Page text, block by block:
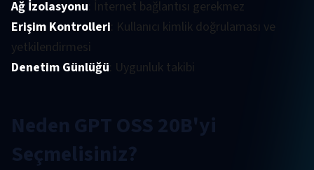
Ağ İzolasyonu: İnternet bağlantısı gerekmez
Erişim Kontrolleri: Kullanıcı kimlik doğrulaması ve
yetkilendirmesi
Denetim Günlüğü: Uygunluk takibi
Neden GPT OSS 20B'yi
Seçmelisiniz?